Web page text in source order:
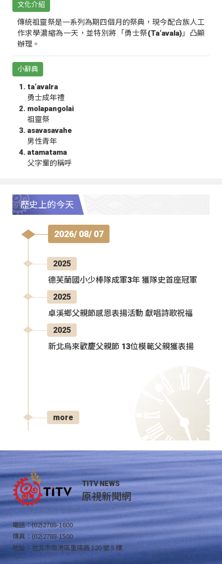
文化介紹
傳統祖靈祭是一系列為期四個月的祭典，現今配合族人工
作求學濃縮為一天，並特別將「勇士祭(Ta‘avala)」凸顯
辦理。
小辭典
ta‘avalra
勇士成年禮
molapangolai
祖靈祭
asavasavahe
男性青年
atamatama
父字輩的稱呼
歷史上的今天
2026/ 08/ 07
2025
德芙蘭國小少棒隊成軍3年 獲隊史首座冠軍
2025
卓溪鄉父親節感恩表揚活動 獻唱詩歌祝福
2025
新北烏來歡慶父親節 13位模範父親獲表揚
more
TITV NEWS
原視新聞網
電話：(02)2788-1600
傳真：(02)2788-1500
地址：台北市南港區重陽路 120 號 5 樓